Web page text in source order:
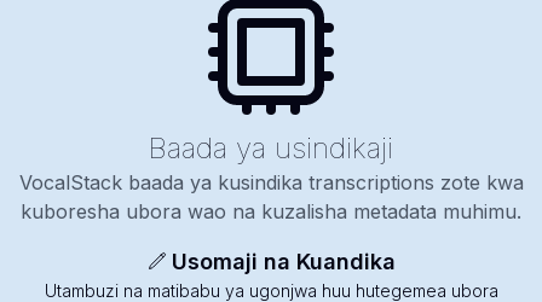
Baada ya usindikaji
VocalStack baada ya kusindika transcriptions zote kwa
kuboresha ubora wao na kuzalisha metadata muhimu.
Usomaji na Kuandika
Utambuzi na matibabu ya ugonjwa huu hutegemea ubora